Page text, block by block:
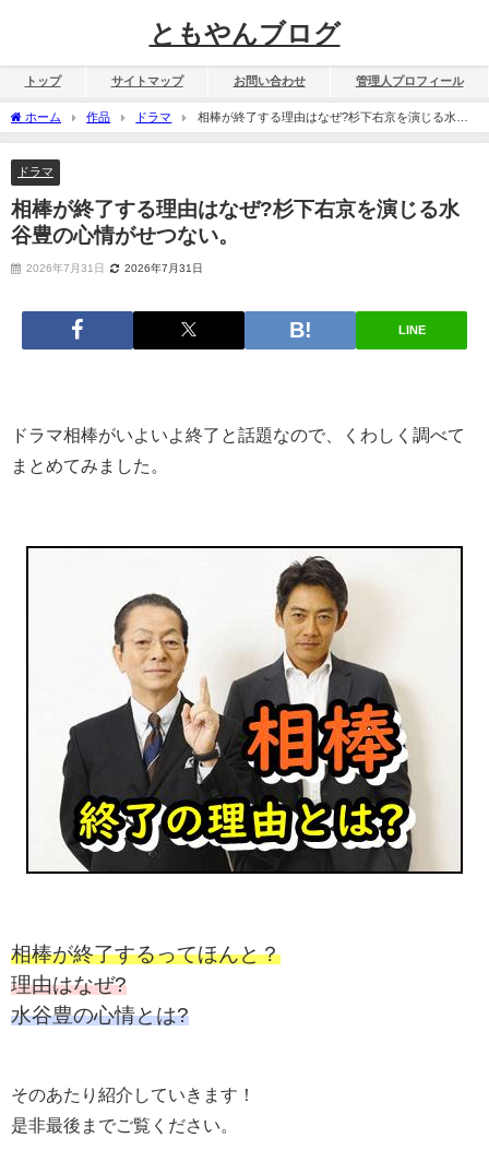
ともやんブログ
トップ サイトマップ お問い合わせ 管理人プロフィール
ホーム 作品 ドラマ
相棒が終了する理由はなぜ?杉下右京を演じる水谷
豊の心情がせつない。
ドラマ
相棒が終了する理由はなぜ?杉下右京を演じる水
谷豊の心情がせつない。
2026年7月31日 2026年7月31日
LINE
ドラマ相棒がいよいよ終了と話題なので、くわしく調べて
まとめてみました。
相棒が終了するってほんと？
理由はなぜ?
水谷豊の心情とは?
そのあたり紹介していきます！
是非最後までご覧ください。